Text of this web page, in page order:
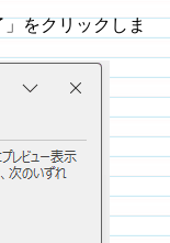
をクリックしま